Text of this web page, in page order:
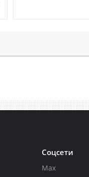
Соцсети
Max